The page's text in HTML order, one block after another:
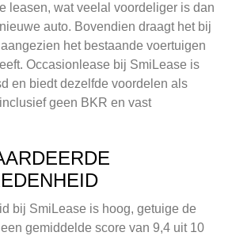
leasen, wat veelal voordeliger is dan
auto. Bovendien draagt het bij
het bestaande voertuigen
Occasionlease bij SmiLease is
en biedt dezelfde voordelen als
geen BKR en vast
bij SmiLease is hoog, getuige de
gemiddelde score van 9,4 uit 10